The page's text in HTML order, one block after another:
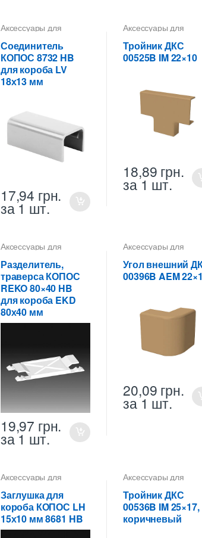
Аксессуары для
коробов
Соединитель
КОПОС 8732 HB
для короба LV
18х13 мм
17,94 грн.
за 1 шт.
Аксессуары для
коробов
Тройник ДКС
00525B IM 22×10
18,89 грн.
за 1 шт.
Аксессуары для
коробов
Разделитель,
траверса КОПОС
REKO 80×40 HB
для короба EKD
80х40 мм
19,97 грн.
за 1 шт.
Аксессуары для
коробов
Угол внешний
00396B AEM
20,09 грн.
за 1 шт.
Аксессуары для
коробов
Заглушка для
короба КОПОС LH
15х10 мм 8681 HB
Аксессуары для
коробов
Тройник ДКС
00536B IM 25×17,
коричневый